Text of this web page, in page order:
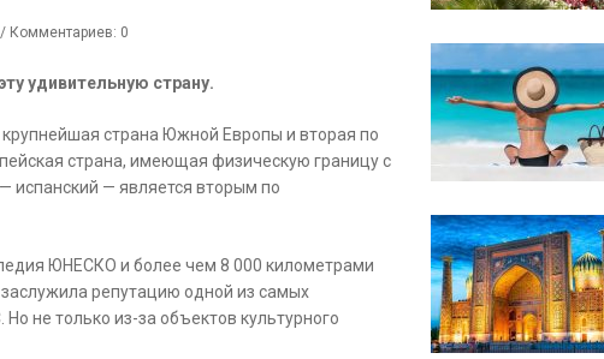
/ Комментариев: 0
удивительную страну.
страна Южной Европы и вторая по
страна, имеющая физическую границу с
испанский — является вторым по
ЮНЕСКО и более чем 8 000 километрами
репутацию одной из самых
не только из-за объектов культурного